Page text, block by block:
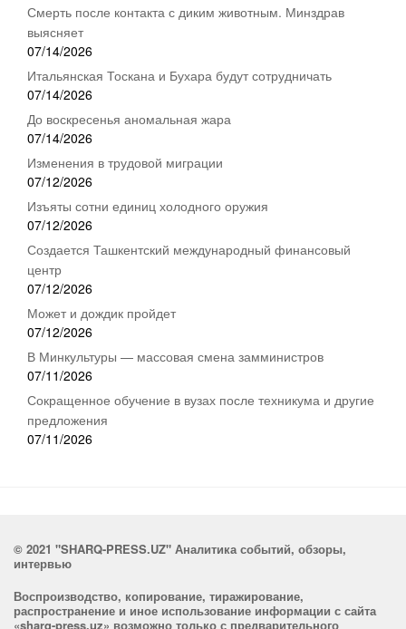
Смерть после контакта с диким животным. Минздрав
выясняет
07/14/2026
Итальянская Тоскана и Бухара будут сотрудничать
07/14/2026
До воскресенья аномальная жара
07/14/2026
Изменения в трудовой миграции
07/12/2026
Изъяты сотни единиц холодного оружия
07/12/2026
Создается Ташкентский международный финансовый
центр
07/12/2026
Может и дождик пройдет
07/12/2026
В Минкультуры — массовая смена замминистров
07/11/2026
Сокращенное обучение в вузах после техникума и другие
предложения
07/11/2026
© 2021 "SHARQ-PRESS.UZ" Аналитика событий, обзоры,
интервью
Воспроизводство, копирование, тиражирование,
распространение и иное использование информации с сайта
«sharq-press.uz» возможно только с предварительного